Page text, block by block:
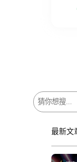
搜
尋
最新文